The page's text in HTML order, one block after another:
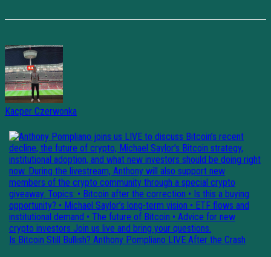
Kacper Czerwonka
Is Bitcoin Still Bullish? Anthony Pompliano LIVE After the Crash